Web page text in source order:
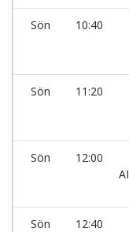
Sön 10:40
Sön 11:20
Sön 12:00
Sön 12:40